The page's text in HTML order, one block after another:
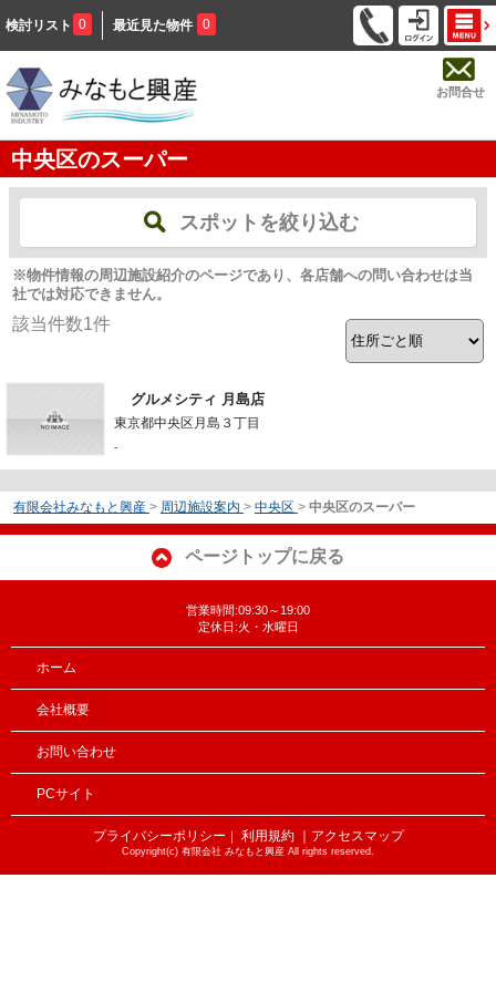
検討リスト 0 最近見た物件 0
お問合せ
中央区のスーパー
スポットを絞り込む
※物件情報の周辺施設紹介のページであり、各店舗への問い合わせは当
社では対応できません。
該当件数1件
グルメシティ 月島店
東京都中央区月島３丁目
-
有限会社みなもと興産 > 周辺施設案内 > 中央区 > 中央区のスーパー
ページトップに戻る
営業時間:09:30～19:00
定休日:火・水曜日
ホーム
会社概要
お問い合わせ
PCサイト
プライバシーポリシー ｜ 利用規約 ｜アクセスマップ
Copyright(c) 有限会社 みなもと興産 All rights reserved.